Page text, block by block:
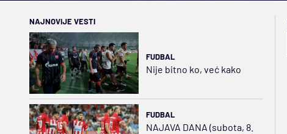
NAJNOVIJE VESTI
FUDBAL
Nije bitno ko, već kako
FUDBAL
NAJAVA DANA (subota, 8.